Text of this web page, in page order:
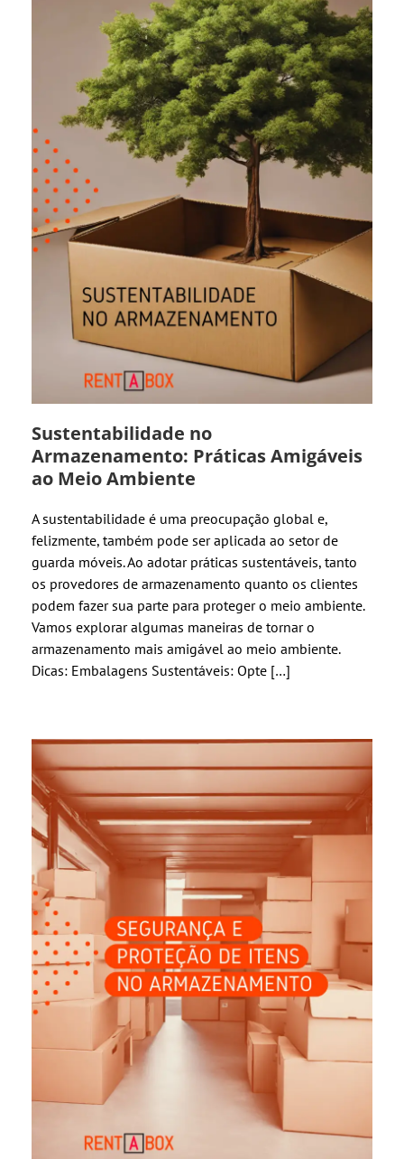
Sustentabilidade no
Armazenamento: Práticas Amigáveis
ao Meio Ambiente
A sustentabilidade é uma preocupação global e,
felizmente, também pode ser aplicada ao setor de
guarda móveis. Ao adotar práticas sustentáveis, tanto
os provedores de armazenamento quanto os clientes
podem fazer sua parte para proteger o meio ambiente.
Vamos explorar algumas maneiras de tornar o
armazenamento mais amigável ao meio ambiente.
Dicas: Embalagens Sustentáveis: Opte […]